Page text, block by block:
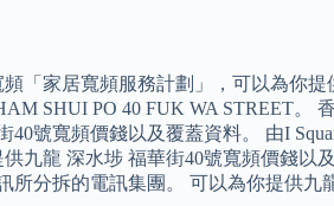
「家居寬頻服務計劃」，可以為你
SHUI PO 40 FUK WA STREET。
號寬頻價錢以及覆蓋資料。 由I
九龍 深水埗 福華街40號寬頻價錢以
所分拆的電訊集團。 可以為你提供九